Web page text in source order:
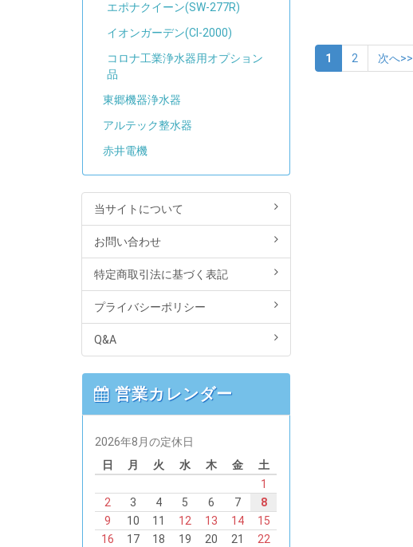
1 2 次へ>>
エポナクイーン(SW-277R)
イオンガーデン(CI-2000)
コロナ工業浄水器用オプション
品
東郷機器浄水器
アルテック整水器
赤井電機
当サイトについて
お問い合わせ
特定商取引法に基づく表記
プライバシーポリシー
Q&A
営業カレンダー
2026年8月の定休日
日
月 火 水 木 金
土
1
2
3 4 5 6 7
8
9
10 11 12 13 14
15
16
17 18 19 20 21
22